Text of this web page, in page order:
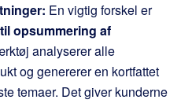
En vigtig forskel er
opsummering af
analyserer alle
og genererer en kortfattet
temaer. Det giver kunderne